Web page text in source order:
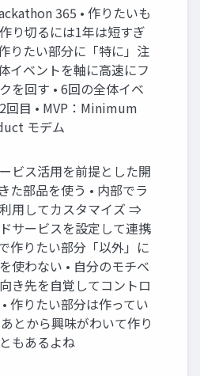
365 • 作りたいも
り切るには1年は短すぎ
りたい部分に「特に」注
イベントを軸に高速にフ
を回す • 6回の全体イベ
回目 • MVP：Minimum
モデム
ビス活用を前提とした開
た部品を使う • 内部でラ
用してカスタマイズ ⇒
サービスを設定して連携
作りたい部分「以外」に
使わない • 自分のモチベ
き先を自覚してコントロ
作りたい部分は作ってい
とから興味がわいて作り
もあるよね